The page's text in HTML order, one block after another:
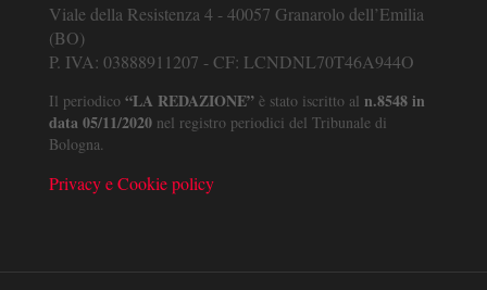
Viale della Resistenza 4 - 40057 Granarolo dell’Emilia
(BO)
P. IVA: 03888911207 - CF: LCNDNL70T46A944O
Il periodico “LA REDAZIONE” è stato iscritto al n.8548 in
data 05/11/2020 nel registro periodici del Tribunale di
Bologna.
Privacy e Cookie policy